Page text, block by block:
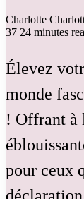
Charlotte
37 24 minutes
Élevez
monde
! Offrant à
pour ceux